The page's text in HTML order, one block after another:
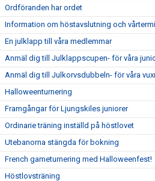
Ordföranden har ordet
Information om höstavslutning och
En julklapp till våra medlemmar
Anmäl dig till Julklappscupen- för våra
Anmäl dig till Julkorvsdubbeln- för våra
Halloweenturnering
Framgångar för Ljungskiles juniorer
Ordinarie träning inställd på höstlovet
Utebanorna stängda för bokning
French gameturnering med Halloweenfest!
Höstlovsträning